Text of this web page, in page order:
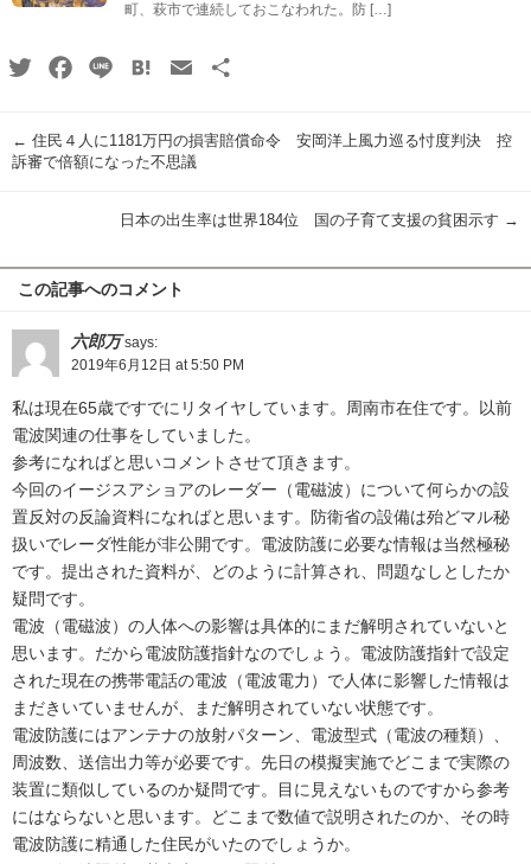
町、萩市で連続しておこなわれた。防 […]
TwitterFacebook
Line HatenaEmail
← 住民４人に1181万円の損害賠償命令 安岡洋上風力巡る忖度判決 控
訴審で倍額になった不思議
日本の出生率は世界184位 国の子育て支援の貧困示す →
この記事へのコメント
六郎万 says:
2019年6月12日 at 5:50 PM
私は現在65歳ですでにリタイヤしています。周南市在住です。以前
電波関連の仕事をしていました。
参考になればと思いコメントさせて頂きます。
今回のイージスアショアのレーダー（電磁波）について何らかの設
置反対の反論資料になればと思います。防衛省の設備は殆どマル秘
扱いでレーダ性能が非公開です。電波防護に必要な情報は当然極秘
です。提出された資料が、どのように計算され、問題なしとしたか
疑問です。
電波（電磁波）の人体への影響は具体的にまだ解明されていないと
思います。だから電波防護指針なのでしょう。電波防護指針で設定
された現在の携帯電話の電波（電波電力）で人体に影響した情報は
まだきいていませんが、まだ解明されていない状態です。
電波防護にはアンテナの放射パターン、電波型式（電波の種類）、
周波数、送信出力等が必要です。先日の模擬実施でどこまで実際の
装置に類似しているのか疑問です。目に見えないものですから参考
にはならないと思います。どこまで数値で説明されたのか、その時
電波防護に精通した住民がいたのでしょうか。